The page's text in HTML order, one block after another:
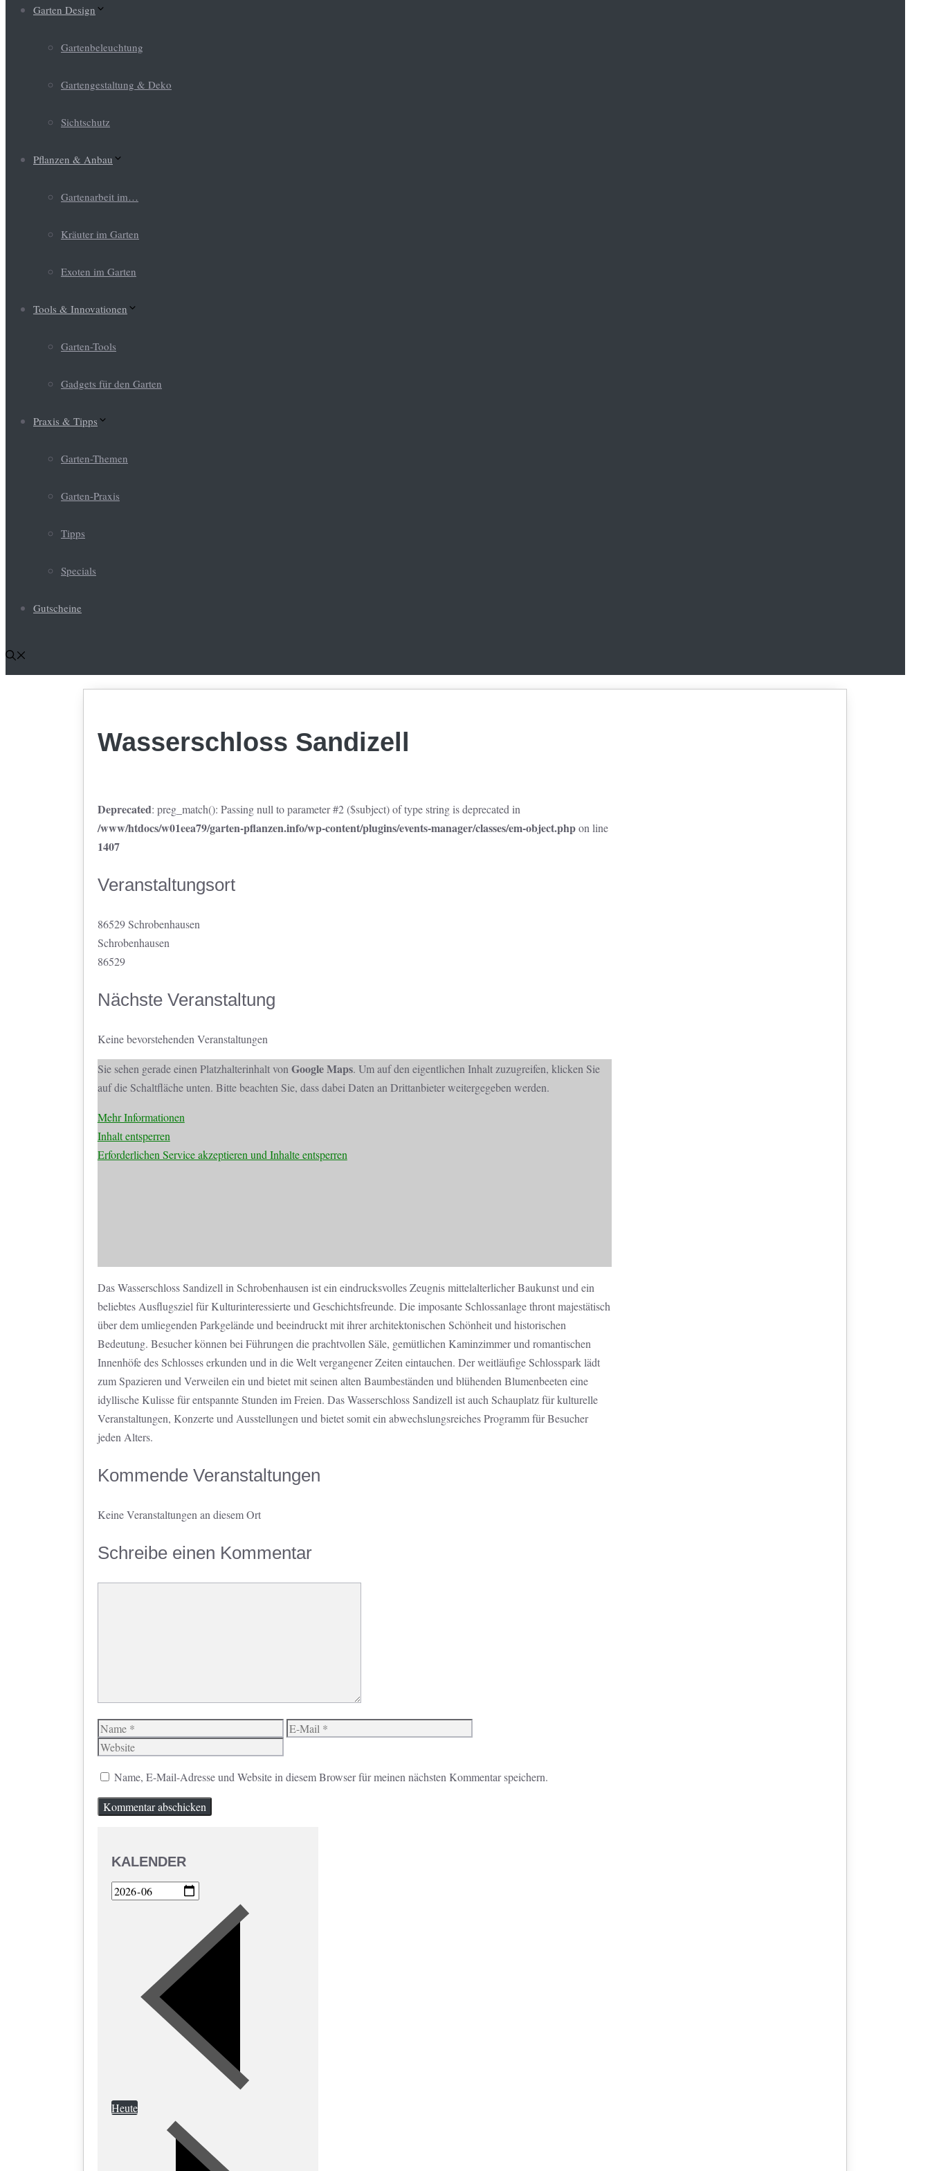
Garten Design
Gartenbeleuchtung
Gartengestaltung & Deko
Sichtschutz
Pflanzen & Anbau
Gartenarbeit im…
Kräuter im Garten
Exoten im Garten
Tools & Innovationen
Garten-Tools
Gadgets für den Garten
Praxis & Tipps
Garten-Themen
Garten-Praxis
Tipps
Specials
Gutscheine
Wasserschloss Sandizell
Deprecated: preg_match(): Passing null to parameter #2 ($subject) of type string is deprecated in
/www/htdocs/w01eea79/garten-pflanzen.info/wp-content/plugins/events-manager/classes/em-object.phpon line
1407
Veranstaltungsort
86529 Schrobenhausen
Schrobenhausen
86529
Nächste Veranstaltung
Keine bevorstehenden Veranstaltungen
Sie sehen gerade einen Platzhalterinhalt von Google Maps. Um auf den eigentlichen Inhalt zuzugreifen, klicken Sie
auf die Schaltfläche unten. Bitte beachten Sie, dass dabei Daten an Drittanbieter weitergegeben werden.
Mehr Informationen
Inhalt entsperren
Erforderlichen Service akzeptieren und Inhalte entsperren
Das Wasserschloss Sandizell in Schrobenhausen ist ein eindrucksvolles Zeugnis mittelalterlicher Baukunst und ein
beliebtes Ausflugsziel für Kulturinteressierte und Geschichtsfreunde. Die imposante Schlossanlage thront majestätisch
über dem umliegenden Parkgelände und beeindruckt mit ihrer architektonischen Schönheit und historischen
Bedeutung. Besucher können bei Führungen die prachtvollen Säle, gemütlichen Kaminzimmer und romantischen
Innenhöfe des Schlosses erkunden und in die Welt vergangener Zeiten eintauchen. Der weitläufige Schlosspark lädt
zum Spazieren und Verweilen ein und bietet mit seinen alten Baumbeständen und blühenden Blumenbeeten eine
idyllische Kulisse für entspannte Stunden im Freien. Das Wasserschloss Sandizell ist auch Schauplatz für kulturelle
Veranstaltungen, Konzerte und Ausstellungen und bietet somit ein abwechslungsreiches Programm für Besucher
jeden Alters.
Kommende Veranstaltungen
Keine Veranstaltungen an diesem Ort
Schreibe einen Kommentar
Name
E-
Name, E-Mail-Adresse und Website in diesem Browser für meinen nächsten Kommentar speichern.
KALENDER
Heute